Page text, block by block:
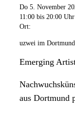
Do 5. November
11:00 bis 20:00 Uhr
Ort:
uzwei im
Emerging
aus Dortmund